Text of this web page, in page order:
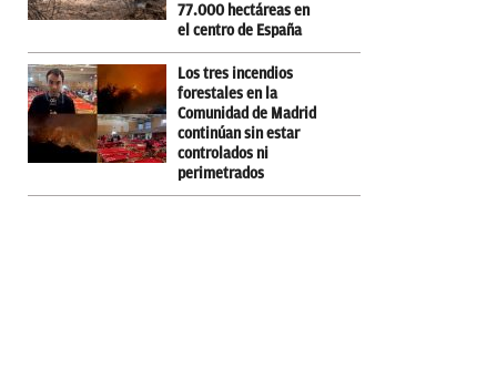
77.000 hectáreas en
el centro de España
Los tres incendios
forestales en la
Comunidad de Madrid
continúan sin estar
controlados ni
perimetrados